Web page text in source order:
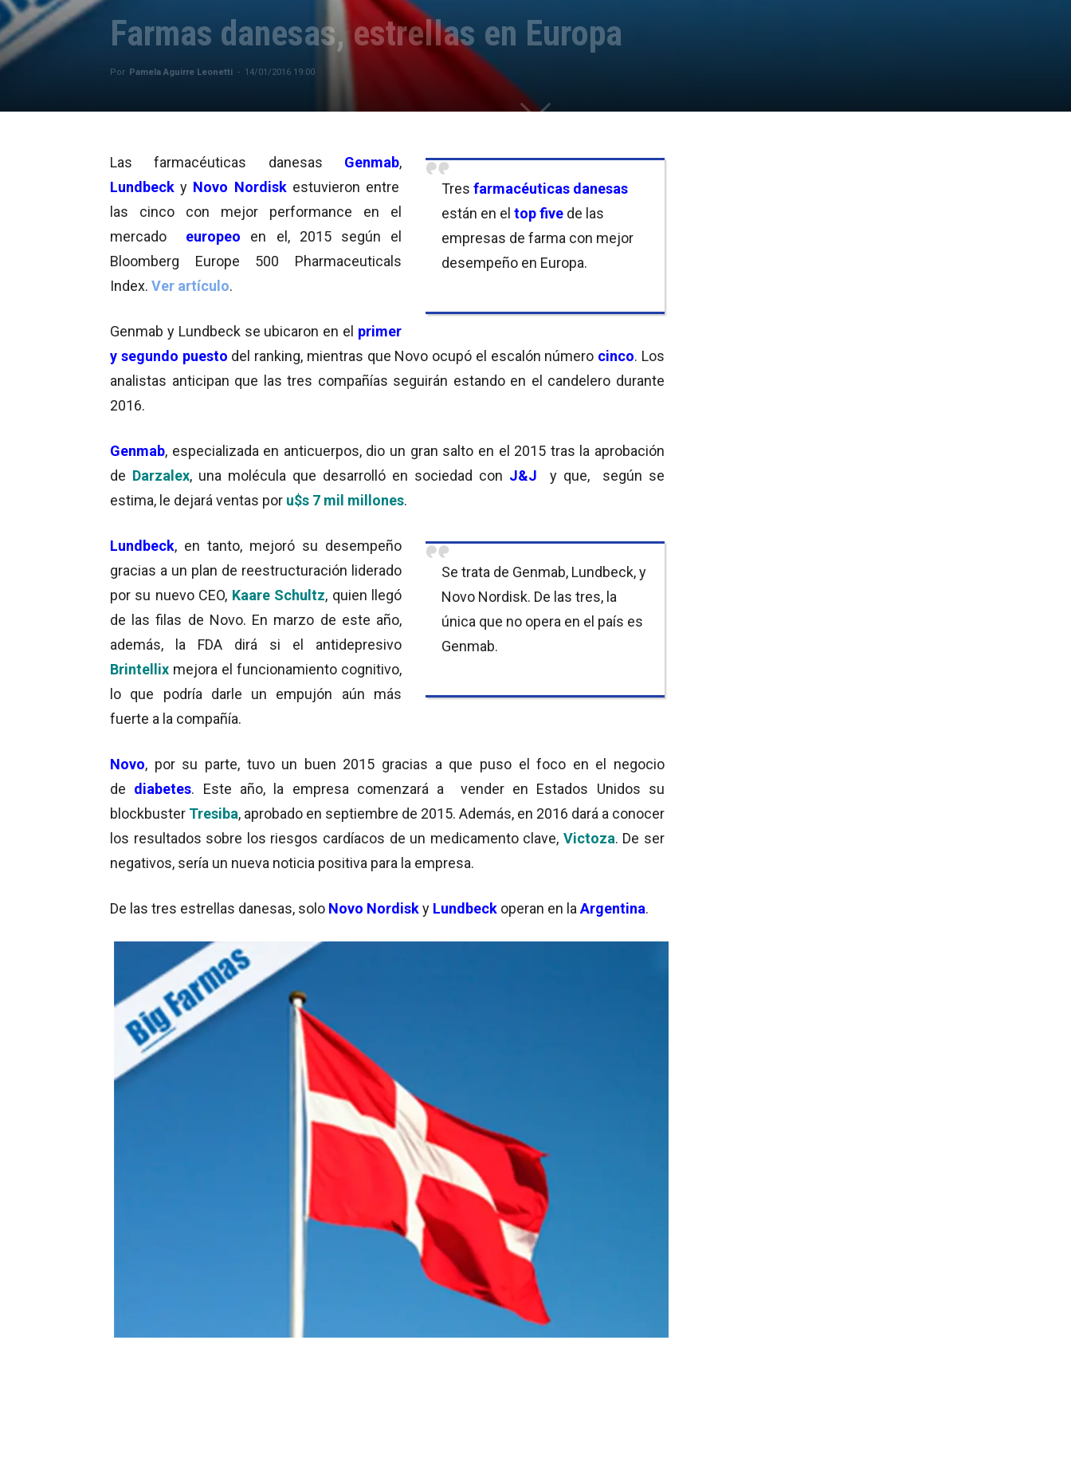
Farmas danesas, estrellas en Europa
Por Pamela Aguirre Leonetti - 14/01/2016 19:00
Tres farmacéuticas danesas
están en el top five de las
empresas de farma con mejor
desempeño en Europa.
Las farmacéuticas danesas Genmab,
Lundbeck y Novo Nordisk estuvieron entre
las cinco con mejor performance en el
mercado europeo en el, 2015 según el
Bloomberg Europe 500 Pharmaceuticals
Index. Ver artículo.
Genmab y Lundbeck se ubicaron en el primer
y segundo puesto del ranking, mientras que Novo ocupó el escalón número cinco. Los
analistas anticipan que las tres compañías seguirán estando en el candelero durante
2016.
Genmab, especializada en anticuerpos, dio un gran salto en el 2015 tras la aprobación
de Darzalex, una molécula que desarrolló en sociedad con J&J y que, según se
estima, le dejará ventas por u$s 7 mil millones.
Se trata de Genmab, Lundbeck, y
Novo Nordisk. De las tres, la
única que no opera en el país es
Genmab.
Lundbeck, en tanto, mejoró su desempeño
gracias a un plan de reestructuración liderado
por su nuevo CEO, Kaare Schultz, quien llegó
de las filas de Novo. En marzo de este año,
además, la FDA dirá si el antidepresivo
Brintellix mejora el funcionamiento cognitivo,
lo que podría darle un empujón aún más
fuerte a la compañía.
Novo, por su parte, tuvo un buen 2015 gracias a que puso el foco en el negocio
de diabetes. Este año, la empresa comenzará a vender en Estados Unidos su
blockbuster Tresiba, aprobado en septiembre de 2015. Además, en 2016 dará a conocer
los resultados sobre los riesgos cardíacos de un medicamento clave, Victoza. De ser
negativos, sería un nueva noticia positiva para la empresa.
De las tres estrellas danesas, solo Novo Nordisky Lundbeck operan en la Argentina.